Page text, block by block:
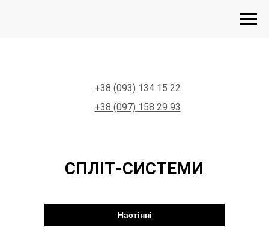
+38 (097) 158 29 93
+38 (093) 134 15 22
СПЛІТ-СИСТЕМИ
Настінні